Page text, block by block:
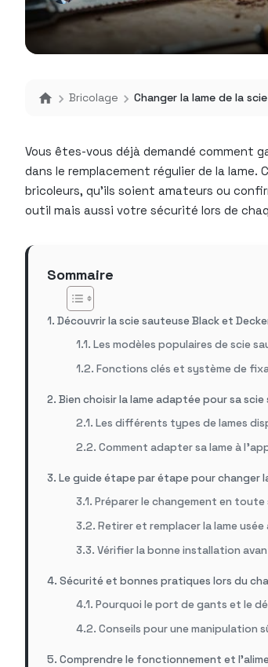
Bricolage Changer la lame de la
Vous êtes-vous déjà demandé comment
dans le remplacement régulier de la
bricoleurs, qu’ils soient amateurs ou
outil mais aussi votre sécurité lors de
Sommaire
Découvrir la scie sauteuse Black et
Les modèles populaires de scie
Fonctions clés et système de
Bien choisir la lame adaptée pour sa
Les différents types de lames
Comment adapter sa lame à
Le guide étape par étape pour changer
Préparer le changement en
Retirer et remplacer la lame
Vérifier la bonne installation
Sécurité et bonnes pratiques lors du
Pourquoi le port de gants et le
Conseils pour une manipulation
Comprendre le fonctionnement et